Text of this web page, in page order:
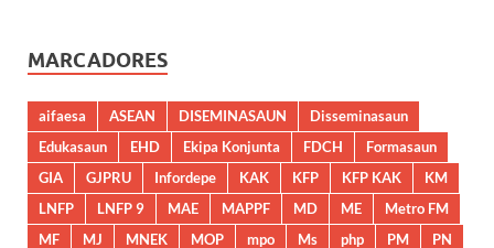
MARCADORES
aifaesa ASEAN DISEMINASAUN
Disseminasaun
Edukasaun
EHD Ekipa Konjunta FDCH
Formasaun
GIA
GJPRU Infordepe KAK KFP KFP KAK
KM
LNFP
LNFP 9 MAE MAPPF MD ME
Metro FM
MF
MJ MNEK MOP mpo Ms php PM PN